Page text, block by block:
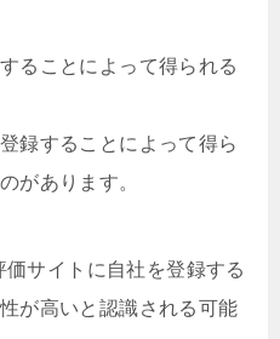
ることによって得られる
録することによって得ら
があります。
サイトに自社を登録する
が高いと認識される可能